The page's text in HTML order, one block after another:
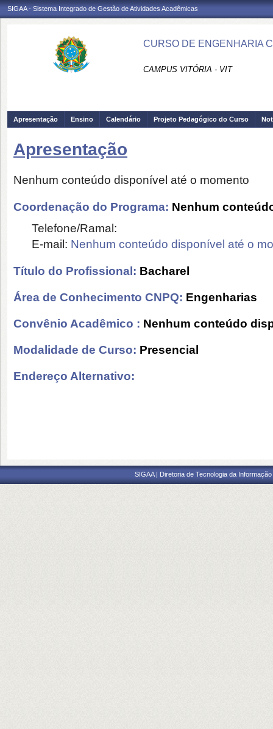
SIGAA - Sistema Integrado de Gestão de Atividades Acadêmicas
CURSO DE ENGENHARIA
CAMPUS VITÓRIA - VIT
Apresentação Ensino Calendário Projeto Pedagógico do Curso
Apresentação
Nenhum conteúdo disponível até o momento
Coordenação do Programa: Nenhum
Telefone/Ramal:
E-mail: Nenhum conteúdo disponível até o
Título do Profissional: Bacharel
Área de Conhecimento CNPQ: Engenharias
Convênio Acadêmico : Nenhum conteúdo
Modalidade de Curso: Presencial
Endereço Alternativo:
SIGAA | Diretoria de Tecnologia da